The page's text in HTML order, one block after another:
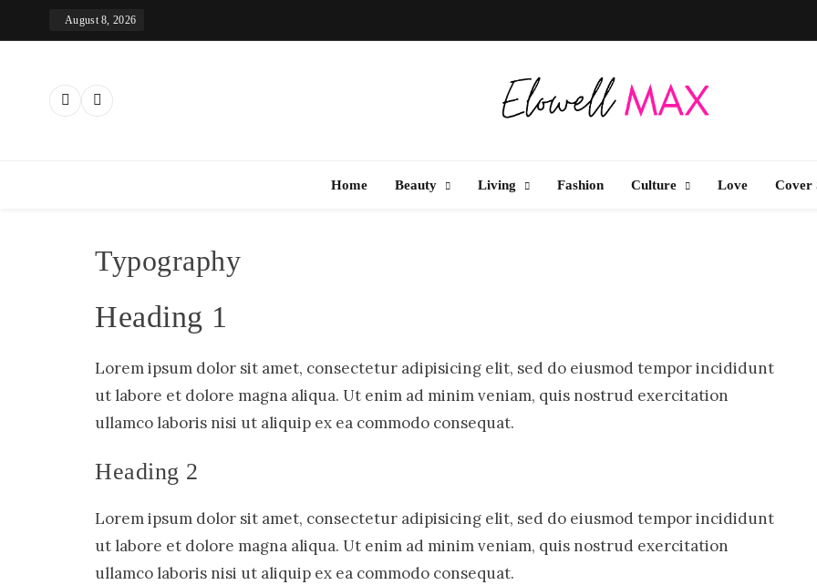
August 8, 2026
Home Beauty Living Fashion Culture Love Cover
Typography
Heading 1
Lorem ipsum dolor sit amet, consectetur adipisicing elit, sed do eiusmod tempor incididunt
ut labore et dolore magna aliqua. Ut enim ad minim veniam, quis nostrud exercitation
ullamco laboris nisi ut aliquip ex ea commodo consequat.
Heading 2
Lorem ipsum dolor sit amet, consectetur adipisicing elit, sed do eiusmod tempor incididunt
ut labore et dolore magna aliqua. Ut enim ad minim veniam, quis nostrud exercitation
ullamco laboris nisi ut aliquip ex ea commodo consequat.